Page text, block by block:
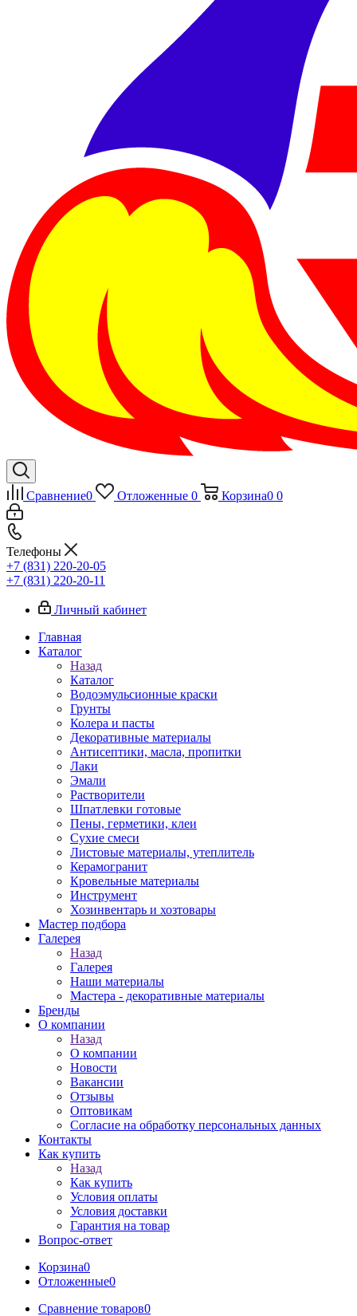
Сравнение0 Отложенные 0 Корзина0 0
Телефоны
+7 (831) 220-20-05
+7 (831) 220-20-11
Личный кабинет
Главная
Каталог
Назад
Каталог
Водоэмульсионные краски
Грунты
Колера и пасты
Декоративные материалы
Антисептики, масла, пропитки
Лаки
Эмали
Растворители
Шпатлевки готовые
Пены, герметики, клеи
Сухие смеси
Листовые материалы, утеплитель
Керамогранит
Кровельные материалы
Инструмент
Хозинвентарь и хозтовары
Мастер подбора
Галерея
Назад
Галерея
Наши материалы
Мастера - декоративные материалы
Бренды
О компании
Назад
О компании
Новости
Вакансии
Отзывы
Оптовикам
Cогласие на обработку персональных данных
Контакты
Как купить
Назад
Как купить
Условия оплаты
Условия доставки
Гарантия на товар
Вопрос-ответ
Корзина0
Отложенные0
Сравнение товаров0